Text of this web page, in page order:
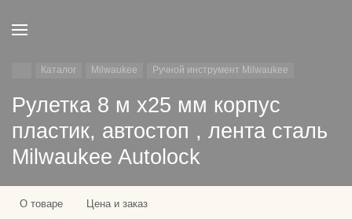
Каталог Milwaukee Ручной инструмент Milwaukee
Рулетка 8 м х25 мм корпус
пластик, автостоп , лента сталь
Milwaukee Autolock
О товаре Цена и заказ